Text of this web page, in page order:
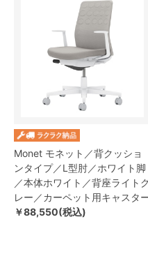
Monet モネット／背クッショ
ンタイプ／L型肘／ホワイト脚
／本体ホワイト／背座ライト
レー／カーペット用キャスタ
￥88,550(税込)